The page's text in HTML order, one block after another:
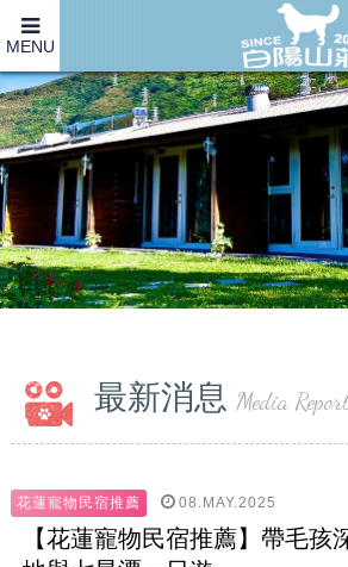
MENU
最新消息 Media
花蓮寵物民宿推薦
08.MAY.2025
【花蓮寵物民宿推薦】帶毛孩